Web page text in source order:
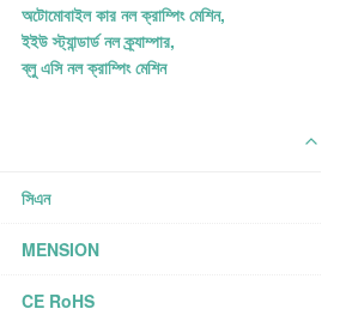
অটোমোবাইল কার নল ক্রাম্পিং মেশিন,
ইইউ স্ট্যান্ডার্ড নল ক্র্যাম্পার,
ব্লু এসি নল ক্রাম্পিং মেশিন
সিএন
MENSION
CE RoHS